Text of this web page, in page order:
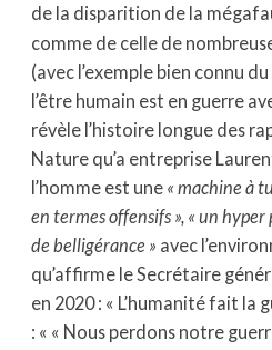
de la disparition de la
comme de celle de
(avec l’exemple bien connu
l’être humain est en guerre
révèle l’histoire longue des
Nature qu’a entreprise
l’homme est une « machine à
en termes offensifs », « un
de belligérance » avec
qu’affirme le Secrétaire
en 2020 : « L’humanité fait la
: « « Nous perdons notre